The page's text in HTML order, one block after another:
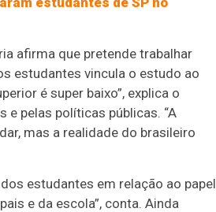
afirma que pretende trabalhar
estudantes vincula o estudo ao
é super baixo”, explica o
e pelas políticas públicas. “A
mas a realidade do brasileiro
estudantes em relação ao papel
e da escola”, conta. Ainda